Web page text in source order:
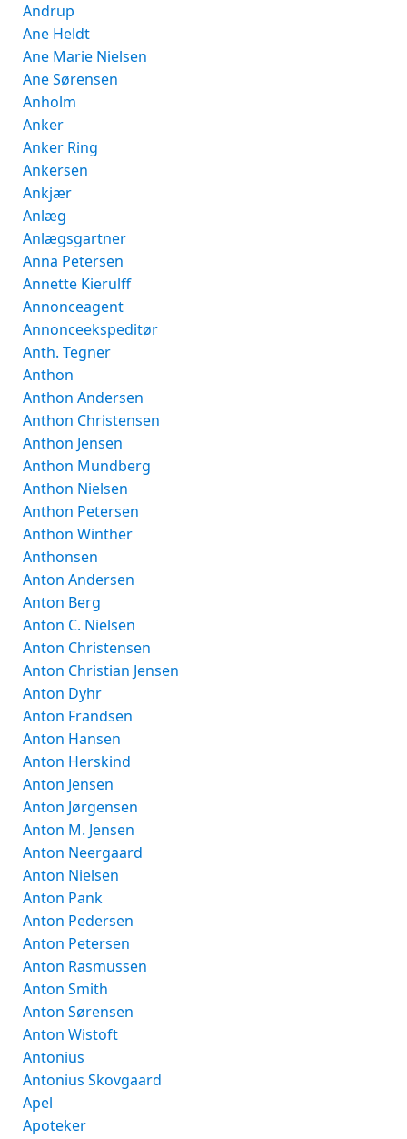
Andrup
Ane Heldt
Ane Marie Nielsen
Ane Sørensen
Anholm
Anker
Anker Ring
Ankersen
Ankjær
Anlæg
Anlægsgartner
Anna Petersen
Annette Kierulff
Annonceagent
Annonceekspeditør
Anth. Tegner
Anthon
Anthon Andersen
Anthon Christensen
Anthon Jensen
Anthon Mundberg
Anthon Nielsen
Anthon Petersen
Anthon Winther
Anthonsen
Anton Andersen
Anton Berg
Anton C. Nielsen
Anton Christensen
Anton Christian Jensen
Anton Dyhr
Anton Frandsen
Anton Hansen
Anton Herskind
Anton Jensen
Anton Jørgensen
Anton M. Jensen
Anton Neergaard
Anton Nielsen
Anton Pank
Anton Pedersen
Anton Petersen
Anton Rasmussen
Anton Smith
Anton Sørensen
Anton Wistoft
Antonius
Antonius Skovgaard
Apel
Apoteker